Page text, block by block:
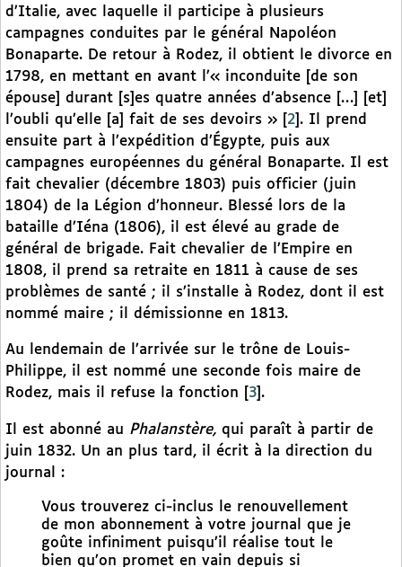
d’Italie, avec laquelle il participe à plusieurs
campagnes conduites par le général Napoléon
Bonaparte. De retour à Rodez, il obtient le divorce en
1798, en mettant en avant l’« inconduite [de son
épouse] durant [s]es quatre années d’absence […] [et]
l’oubli qu’elle [a] fait de ses devoirs »
2 . Il prend
ensuite part à l’expédition d’Égypte, puis aux
campagnes européennes du général Bonaparte. Il est
fait chevalier (décembre 1803) puis officier (juin
1804) de la Légion d’honneur. Blessé lors de la
bataille d’Iéna (1806), il est élevé au grade de
général de brigade. Fait chevalier de l’Empire en
1808, il prend sa retraite en 1811 à cause de ses
problèmes de santé ; il s’installe à Rodez, dont il est
nommé maire ; il démissionne en 1813.
Au lendemain de l’arrivée sur le trône de Louis-
Philippe, il est nommé une seconde fois maire de
Rodez, mais il refuse la fonction
3 .
Il est abonné au Phalanstère, qui paraît à partir de
juin 1832. Un an plus tard, il écrit à la direction du
journal :
Vous trouverez ci-inclus le renouvellement
de mon abonnement à votre journal que je
goûte infiniment puisqu’il réalise tout le
bien qu’on promet en vain depuis si